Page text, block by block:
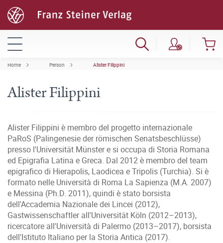
Home Person Alister Filippini
Alister Filippini
Alister Filippini è membro del progetto internazionale
PaRoS (Palingenesie der römischen Senatsbeschlüsse)
presso l'Universität Münster e si occupa di Storia Romana
ed Epigrafia Latina e Greca. Dal 2012 è membro del team
epigrafico di Hierapolis, Laodicea e Tripolis (Turchia). Si è
formato nelle Università di Roma La Sapienza (M.A. 2007)
e Messina (Ph.D. 2011), quindi è stato borsista
dell'Accademia Nazionale dei Lincei (2012),
Gastwissenschaftler all'Universität Köln (2012–2013),
ricercatore all'Università di Palermo (2013–2017), borsista
dell'Istituto Italiano per la Storia Antica (2017).